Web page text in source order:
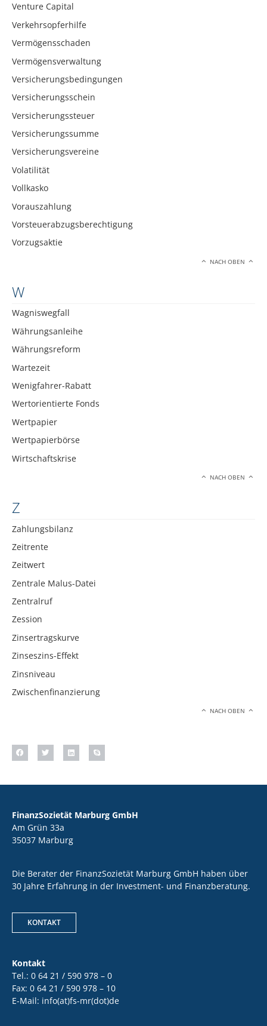
Venture Capital
Verkehrsopferhilfe
Vermögensschaden
Vermögensverwaltung
Versicherungsbedingungen
Versicherungsschein
Versicherungssteuer
Versicherungssumme
Versicherungsvereine
Volatilität
Vollkasko
Vorauszahlung
Vorsteuerabzugsberechtigung
Vorzugsaktie
NACH OBEN
W
Wagniswegfall
Währungsanleihe
Währungsreform
Wartezeit
Wenigfahrer-Rabatt
Wertorientierte Fonds
Wertpapier
Wertpapierbörse
Wirtschaftskrise
NACH OBEN
Z
Zahlungsbilanz
Zeitrente
Zeitwert
Zentrale Malus-Datei
Zentralruf
Zession
Zinsertragskurve
Zinseszins-Effekt
Zinsniveau
Zwischenfinanzierung
NACH OBEN
FinanzSozietät Marburg GmbH
Am Grün 33a
35037 Marburg
Die Berater der FinanzSozietät Marburg GmbH haben über
30 Jahre Erfahrung in der Investment- und Finanzberatung.
KONTAKT
Kontakt
Tel.: 0 64 21 / 590 978 – 0
Fax: 0 64 21 / 590 978 – 10
E-Mail: info(at)fs-mr(dot)de